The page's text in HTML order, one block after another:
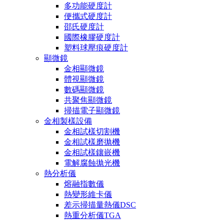
多功能硬度計
便攜式硬度計
邵氏硬度計
國際橡膠硬度計
塑料球壓痕硬度計
顯微鏡
金相顯微鏡
體視顯微鏡
數碼顯微鏡
共聚焦顯微鏡
掃描電子顯微鏡
金相製樣設備
金相試樣切割機
金相試樣磨拋機
金相試樣鑲嵌機
電解腐蝕拋光機
熱分析儀
熔融指數儀
熱變形維卡儀
差示掃描量熱儀DSC
熱重分析儀TGA